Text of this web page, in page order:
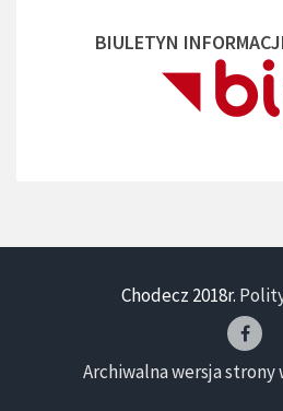
BIULETYN
Chodecz 2018r.
Archiwalna wersja strony